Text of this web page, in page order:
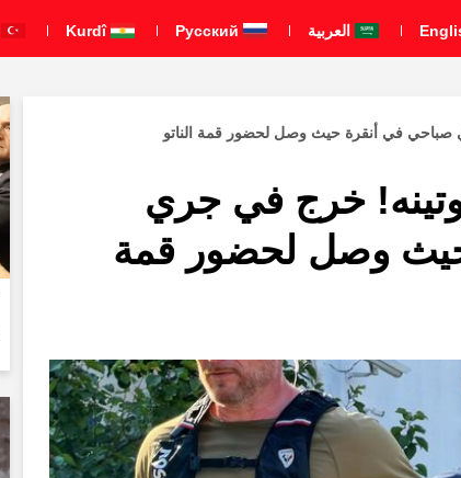
العربية Kurdî
في أنقرة حيث وصل لحضور قمة الناتو
خرج في جري
وصل لحضور قمة